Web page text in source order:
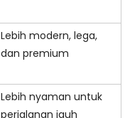
Lebih modern, lega,
dan premium
Lebih nyaman untuk
perjalanan jauh